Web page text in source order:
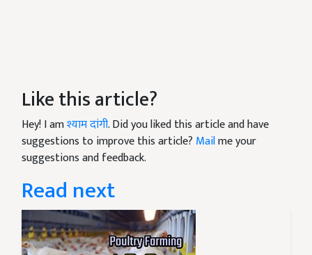
Like this article?
Hey! I amश्याम दांगी. Did you liked this article and have
suggestions to improve this article? Mailme your
suggestions and feedback.
Read next